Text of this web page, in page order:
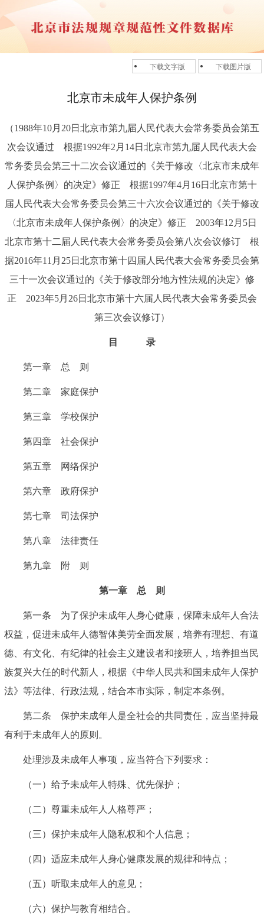
下载文字版 下载图片版
北京市未成年人保护条例
（1988年10月20日北京市第九届人民代表大会常务委员会第五
次会议通过 根据1992年2月14日北京市第九届人民代表大会
常务委员会第三十二次会议通过的《关于修改〈北京市未成年
人保护条例〉的决定》修正 根据1997年4月16日北京市第十
届人民代表大会常务委员会第三十六次会议通过的《关于修改
〈北京市未成年人保护条例〉的决定》修正 2003年12月5日
北京市第十二届人民代表大会常务委员会第八次会议修订 根
据2016年11月25日北京市第十四届人民代表大会常务委员会第
三十一次会议通过的《关于修改部分地方性法规的决定》修
正 2023年5月26日北京市第十六届人民代表大会常务委员会
第三次会议修订）
目 录
第一章 总 则
第二章 家庭保护
第三章 学校保护
第四章 社会保护
第五章 网络保护
第六章 政府保护
第七章 司法保护
第八章 法律责任
第九章 附 则
第一章 总 则
第一条 为了保护未成年人身心健康，保障未成年人合法
权益，促进未成年人德智体美劳全面发展，培养有理想、有道
德、有文化、有纪律的社会主义建设者和接班人，培养担当民
族复兴大任的时代新人，根据《中华人民共和国未成年人保护
法》等法律、行政法规，结合本市实际，制定本条例。
第二条 保护未成年人是全社会的共同责任，应当坚持最
有利于未成年人的原则。
处理涉及未成年人事项，应当符合下列要求：
（一）给予未成年人特殊、优先保护；
（二）尊重未成年人人格尊严；
（三）保护未成年人隐私权和个人信息；
（四）适应未成年人身心健康发展的规律和特点；
（五）听取未成年人的意见；
（六）保护与教育相结合。